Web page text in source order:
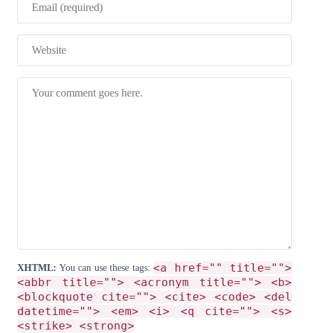
XHTML: You can use these tags: <a href="" title="">
<abbr title=""> <acronym title=""> <b>
<blockquote cite=""> <cite> <code> <del
datetime=""> <em> <i> <q cite=""> <s>
<strike> <strong>